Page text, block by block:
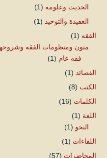
الحديث وعلومه (1)
العقيدة والتوحيد (1)
الفقه (1)
متون ومنظومات الفقه
فقه عام (1)
القصائد (1)
الكتب (8)
الكلمات (16)
اللغة (1)
النحو (1)
اللقاءات (1)
المحاضرات (57)